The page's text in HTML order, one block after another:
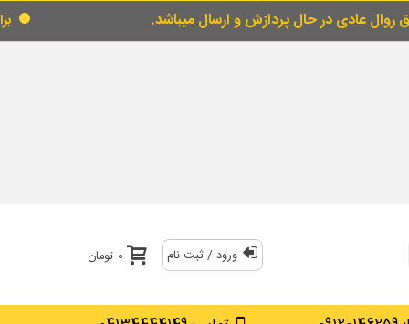
پردازش و ارسال میباشد.
برای خرید قسطی
ورود / ثبت نام 0 تومان